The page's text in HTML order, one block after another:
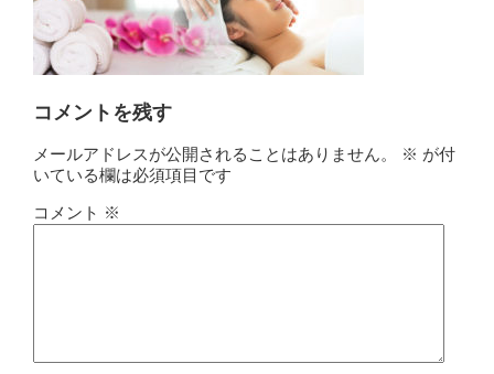
コメントを残す
メールアドレスが公開されることはありません。 ※ が付
いている欄は必須項目です
コメント ※